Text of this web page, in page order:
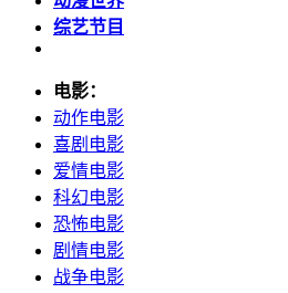
综艺节目
电影：
动作电影
喜剧电影
爱情电影
科幻电影
恐怖电影
剧情电影
战争电影